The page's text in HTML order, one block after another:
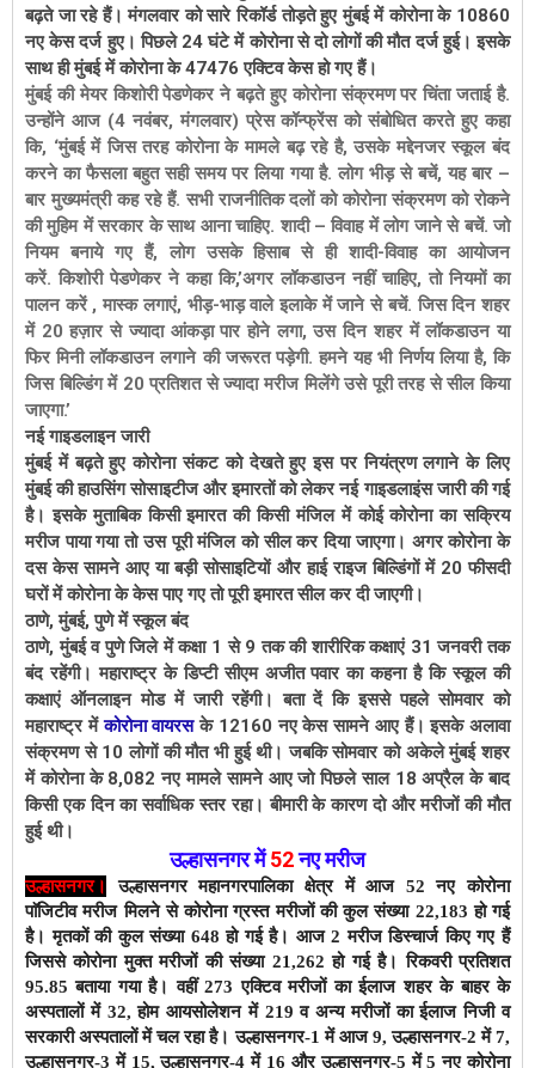
बढ़ते जा रहे हैं। मंगलवार को सारे रिकॉर्ड तोड़ते हुए मुंबई में कोरोना के 10860
नए केस दर्ज हुए। पिछले 24 घंटे में कोरोना से दो लोगों की मौत दर्ज हुई। इसके
साथ ही मुंबई में कोरोना के 47476 एक्टिव केस हो गए हैं।
मुंबई की मेयर किशोरी पेडणेकर ने बढ़ते हुए कोरोना संक्रमण पर चिंता जताई है.
उन्होंने आज (4 नवंबर, मंगलवार) प्रेस कॉन्फ्रेंस को संबोधित करते हुए कहा
कि, ‘मुंबई में जिस तरह कोरोना के मामले बढ़ रहे है, उसके मद्देनजर स्कूल बंद
करने का फैसला बहुत सही समय पर लिया गया है. लोग भीड़ से बचें, यह बार –
बार मुख्यमंत्री कह रहे हैं. सभी राजनीतिक दलों को कोरोना संक्रमण को रोकने
की मुहिम में सरकार के साथ आना चाहिए. शादी – विवाह में लोग जाने से बचें. जो
नियम बनाये गए हैं, लोग उसके हिसाब से ही शादी-विवाह का आयोजन
करें. किशोरी पेडणेकर ने कहा कि,’अगर लॉकडाउन नहीं चाहिए, तो नियमों का
पालन करें , मास्क लगाएं, भीड़-भाड़ वाले इलाके में जाने से बचें. जिस दिन शहर
में 20 हज़ार से ज्यादा आंकड़ा पार होने लगा, उस दिन शहर में लॉकडाउन या
फिर मिनी लॉकडाउन लगाने की जरूरत पड़ेगी. हमने यह भी निर्णय लिया है, कि
जिस बिल्डिंग में 20 प्रतिशत से ज्यादा मरीज मिलेंगे उसे पूरी तरह से सील किया
जाएगा.’
नई गाइडलाइन जारी
मुंबई में बढ़ते हुए कोरोना संकट को देखते हुए इस पर नियंत्रण लगाने के लिए
मुंबई की हाउसिंग सोसाइटीज और इमारतों को लेकर नई गाइडलाइंस जारी की गई
है। इसके मुताबिक किसी इमारत की किसी मंजिल में कोई कोरोना का सक्रिय
मरीज पाया गया तो उस पूरी मंजिल को सील कर दिया जाएगा। अगर कोरोना के
दस केस सामने आए या बड़ी सोसाइटियों और हाई राइज बिल्डिंगों में 20 फीसदी
घरों में कोरोना के केस पाए गए तो पूरी इमारत सील कर दी जाएगी।
ठाणे, मुंबई, पुणे में स्कूल बंद
ठाणे, मुंबई व पुणे जिले में कक्षा 1 से 9 तक की शारीरिक कक्षाएं 31 जनवरी तक
बंद रहेंगी। महाराष्ट्र के डिप्टी सीएम अजीत पवार का कहना है कि स्कूल की
कक्षाएं ऑनलाइन मोड में जारी रहेंगी। बता दें कि इससे पहले सोमवार को
महाराष्ट्र मेंकोरोना वायरसके 12160 नए केस सामने आए हैं। इसके अलावा
संक्रमण से 10 लोगों की मौत भी हुई थी। जबकि सोमवार को अकेले मुंबई शहर
में कोरोना के 8,082 नए मामले सामने आए जो पिछले साल 18 अप्रैल के बाद
किसी एक दिन का सर्वाधिक स्तर रहा। बीमारी के कारण दो और मरीजों की मौत
हुई थी।
उल्हासनगर में52नए मरीज
उल्हासनगर।
उल्हासनगर महानगरपालिका क्षेत्र में आज 52 नए कोरोना
पाॅजिटीव मरीज मिलने से कोरोना ग्रस्त मरीजों की कुल संख्या 22,183 हो गई
है।मृतकों की कुल संख्या 648 हो गई है। आज 2 मरीज डिस्चार्ज किए गए हैं
जिससे कोरोना मुक्त मरीजों की संख्या 21,262 हो गई है। रिकवरी प्रतिशत
95.85 बताया गया है। वहीं 273 एक्टिव मरीजों का ईलाज शहर के बाहर के
अस्पतालों में 32, होम आयसोलेशन में 219 व अन्य मरीजों का ईलाज निजी व
सरकारी अस्पतालों में चल रहा है।उल्हासनगर-1 में आज 9, उल्हासनगर-2 में 7,
उल्हासनगर-3 में 15, उल्हासनगर-4 में 16 और उल्हासनगर-5 में 5 नए कोरोना